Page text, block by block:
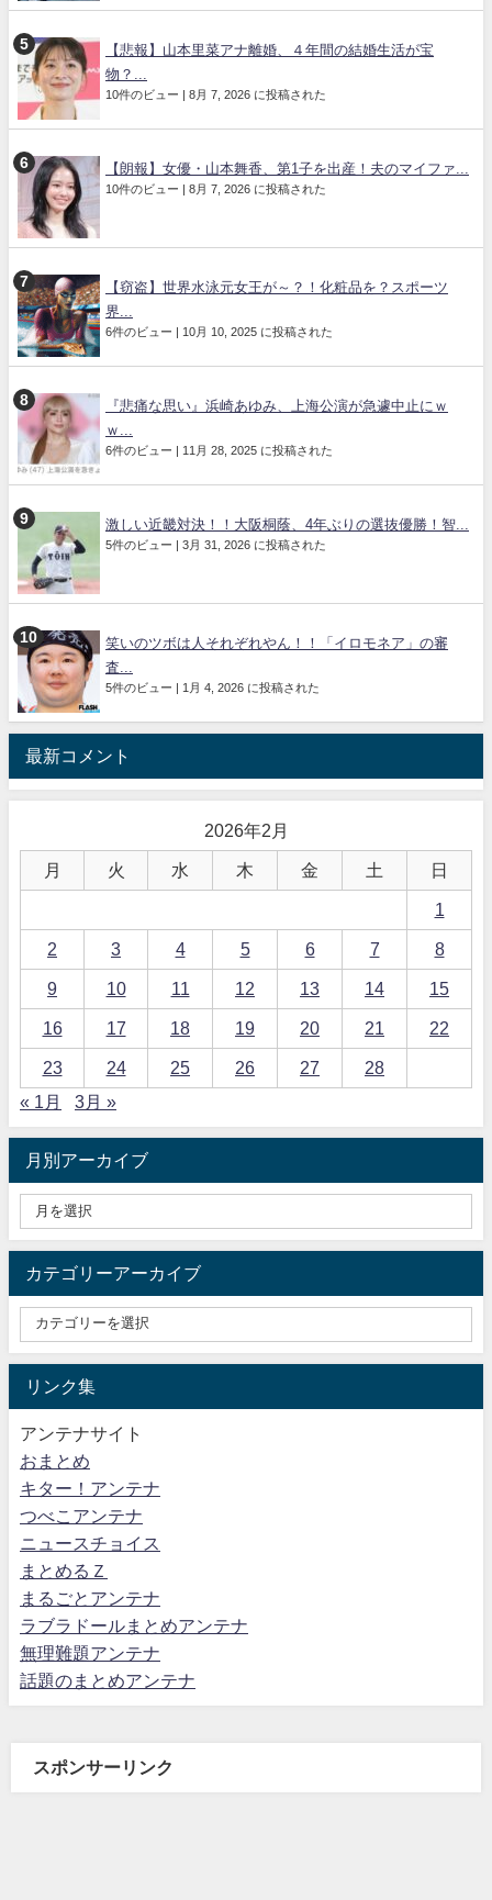
【悲報】山本里菜アナ離婚、４年間の結婚生活が宝
物？...
10件のビュー | 8月 7, 2026 に投稿された
【朗報】女優・山本舞香、第1子を出産！夫のマイファ...
10件のビュー | 8月 7, 2026 に投稿された
【窃盗】世界水泳元女王が～？！化粧品を？スポーツ
界...
6件のビュー | 10月 10, 2025 に投稿された
『悲痛な思い』浜崎あゆみ、上海公演が急遽中止にｗ
ｗ...
6件のビュー | 11月 28, 2025 に投稿された
激しい近畿対決！！大阪桐蔭、4年ぶりの選抜優勝！智...
5件のビュー | 3月 31, 2026 に投稿された
笑いのツボは人それぞれやん！！「イロモネア」の審
査...
5件のビュー | 1月 4, 2026 に投稿された
最新コメント
2026年2月
月 火 水 木 金 土 日
1
2 3 4 5 6 7 8
9 10 11 12 13 14 15
16 17 18 19 20 21 22
23 24 25 26 27
28
« 1月
3月 »
月別アーカイブ
カテゴリーアーカイブ
リンク集
アンテナサイト
おまとめ
キター！アンテナ
つべこアンテナ
ニュースチョイス
まとめるＺ
まるごとアンテナ
ラブラドールまとめアンテナ
無理難題アンテナ
話題のまとめアンテナ
スポンサーリンク